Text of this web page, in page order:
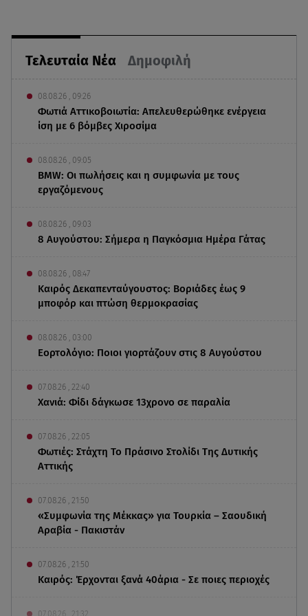
Τελευταία Νέα Δημοφιλή
08.08.26 , 09:26
Φωτιά Αττικοβοιωτία: Απελευθερώθηκε ενέργεια
ίση με 6 βόμβες Χιροσίμα
08.08.26 , 09:05
BMW: Οι πωλήσεις και η συμφωνία με τους
εργαζόμενους
08.08.26 , 09:03
8 Αυγούστου: Σήμερα η Παγκόσμια Ημέρα Γάτας
08.08.26 , 08:47
Καιρός Δεκαπενταύγουστος: Βοριάδες έως 9
μποφόρ και πτώση θερμοκρασίας
08.08.26 , 03:00
Εορτολόγιο: Ποιοι γιορτάζουν στις 8 Αυγούστου
07.08.26 , 22:40
Χανιά: Φίδι δάγκωσε 13χρονο σε παραλία
07.08.26 , 22:05
Φωτιές: Στάχτη Το Πράσινο Στολίδι Της Δυτικής
Αττικής
07.08.26 , 21:50
«Συμφωνία της Μέκκας» για Τουρκία – Σαουδική
Αραβία - Πακιστάν
07.08.26 , 21:50
Καιρός: Έρχονται ξανά 40άρια - Σε ποιες περιοχές